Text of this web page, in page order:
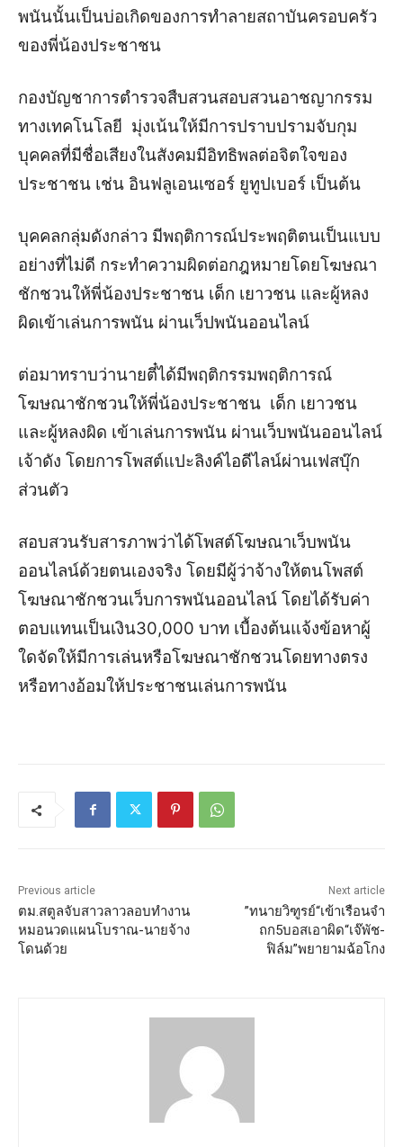
พนันนั้นเป็นบ่อเกิดของการทำลายสถาบันครอบครัว
ของพี่น้องประชาชน
กองบัญชาการตำรวจสืบสวนสอบสวนอาชญากรรม
ทางเทคโนโลยี มุ่งเน้นให้มีการปราบปรามจับกุม
บุคคลที่มีชื่อเสียงในสังคมมีอิทธิพลต่อจิตใจของ
ประชาชน เช่น อินฟลูเอนเซอร์ ยูทูปเบอร์ เป็นต้น
บุคคลกลุ่มดังกล่าว มีพฤติการณ์ประพฤติตนเป็นแบบ
อย่างที่ไม่ดี กระทำความผิดต่อกฎหมายโดยโฆษณา
ชักชวนให้พี่น้องประชาชน เด็ก เยาวชน และผู้หลง
ผิดเข้าเล่นการพนัน ผ่านเว็ปพนันออนไลน์
ต่อมาทราบว่านายตี๋ได้มีพฤติกรรมพฤติการณ์
โฆษณาชักชวนให้พี่น้องประชาชน เด็ก เยาวชน
และผู้หลงผิด เข้าเล่นการพนัน ผ่านเว็บพนันออนไลน์
เจ้าดัง โดยการโพสต์แปะลิงค์ไอดีไลน์ผ่านเฟสบุ๊ก
ส่วนตัว
สอบสวนรับสารภาพว่าได้โพสต์โฆษณาเว็บพนัน
ออนไลน์ด้วยตนเองจริง โดยมีผู้ว่าจ้างให้ตนโพสต์
โฆษณาชักชวนเว็บการพนันออนไลน์ โดยได้รับค่า
ตอบแทนเป็นเงิน30,000 บาท เบื้องต้นแจ้งข้อหาผู้
ใดจัดให้มีการเล่นหรือโฆษณาชักชวนโดยทางตรง
หรือทางอ้อมให้ประชาชนเล่นการพนัน
Previous article
ตม.สตูลจับสาวลาวลอบทำงาน
หมอนวดแผนโบราณ-นายจ้าง
โดนด้วย
Next article
”ทนายวิฑูรย์“เข้าเรือนจำ
ถก5บอสเอาผิด“เจ๊พัช-
ฟิล์ม”พยายามฉ้อโกง